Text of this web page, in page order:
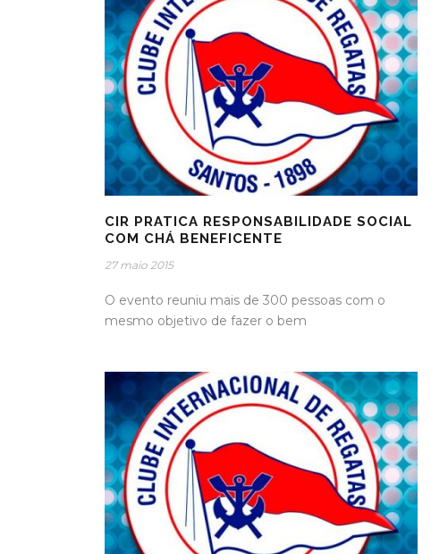
CIR PRATICA RESPONSABILIDADE SOCIAL
COM CHÁ BENEFICENTE
27 maio 2015
O evento reuniu mais de 300 pessoas com o
mesmo objetivo de fazer o bem